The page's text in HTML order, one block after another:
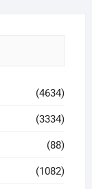
(4634)
(3334)
(88)
(1082)